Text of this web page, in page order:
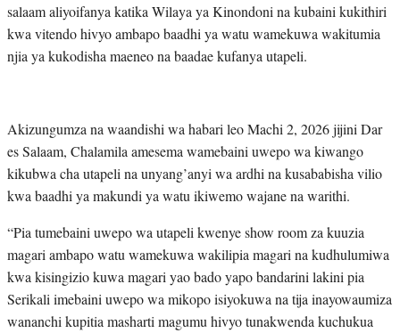
salaam aliyoifanya katika Wilaya ya Kinondoni na kubaini kukithiri
kwa vitendo hivyo ambapo baadhi ya watu wamekuwa wakitumia
njia ya kukodisha maeneo na baadae kufanya utapeli.
Akizungumza na waandishi wa habari leo Machi 2, 2026 jijini Dar
es Salaam, Chalamila amesema wamebaini uwepo wa kiwango
kikubwa cha utapeli na unyang’anyi wa ardhi na kusababisha vilio
kwa baadhi ya makundi ya watu ikiwemo wajane na warithi.
“Pia tumebaini uwepo wa utapeli kwenye show room za kuuzia
magari ambapo watu wamekuwa wakilipia magari na kudhulumiwa
kwa kisingizio kuwa magari yao bado yapo bandarini lakini pia
Serikali imebaini uwepo wa mikopo isiyokuwa na tija inayowaumiza
wananchi kupitia masharti magumu hivyo tunakwenda kuchukua